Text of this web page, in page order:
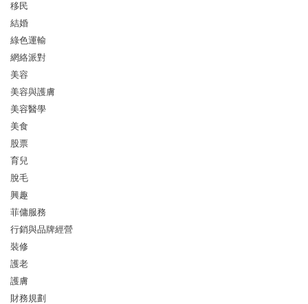
移民
結婚
綠色運輸
網絡派對
美容
美容與護膚
美容醫學
美食
股票
育兒
脫毛
興趣
菲傭服務
行銷與品牌經營
裝修
護老
護膚
財務規劃